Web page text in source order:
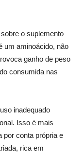
o suplemento —
um aminoácido, não
ganho de peso
consumida nas
inadequado
Isso é mais
por conta própria e
rica em